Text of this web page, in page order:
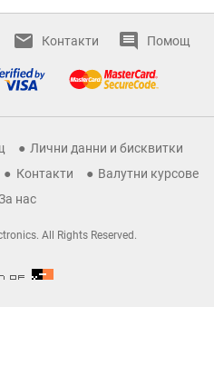
Контакти Помощ
Лични данни и бисквитки
Контакти
Валутни курсове
нас
All Rights Reserved.